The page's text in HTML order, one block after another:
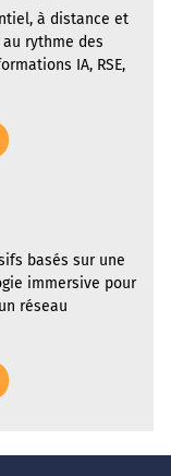
à distance et
rythme des
IA, RSE,
basés sur une
immersive pour
réseau